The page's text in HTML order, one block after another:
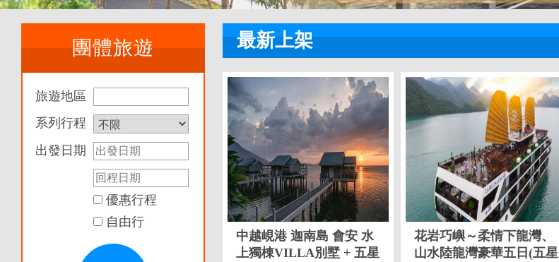
團體旅遊
旅遊地區
系列行程
出發日期
優惠行程
自由行
最新上架
中越峴港 迦南島 會安 水
上獨棟VILLA別墅 + 五星
花岩巧嶼～柔情下龍灣、
山水陸龍灣豪華五日(五星